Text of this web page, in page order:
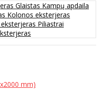
Glaistas Kampų apdaila
Kolonos eksterjeras
Piliastrai
mm)